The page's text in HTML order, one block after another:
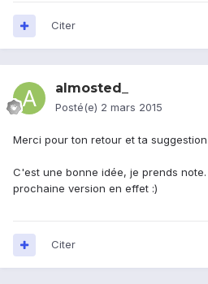
Citer
almosted_
Posté(e) 2 mars 2015
Merci pour ton retour et ta suggestion
C'est une bonne idée, je prends
prochaine version en effet :)
Citer